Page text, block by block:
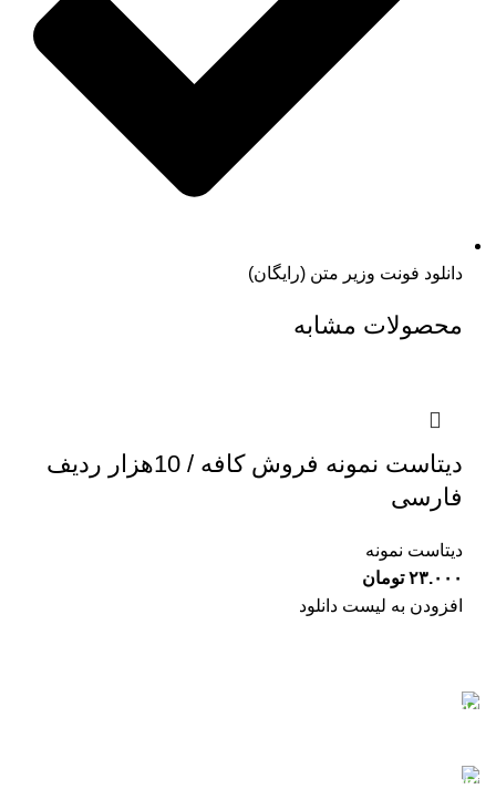
دانلود فونت وزیر متن (رایگان)
محصولات مشابه
دیتاست نمونه فروش کافه / 10هزار ردیف
فارسی
دیتاست نمونه
۲۳.۰۰۰ تومان
افزودن به لیست دانلود